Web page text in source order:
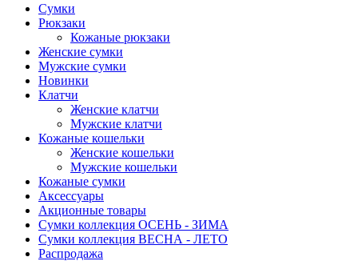
Сумки
Рюкзаки
Кожаные рюкзаки
Женские сумки
Мужские сумки
Новинки
Клатчи
Женские клатчи
Мужские клатчи
Кожаные кошельки
Женские кошельки
Мужские кошельки
Кожаные сумки
Аксессуары
Акционные товары
Сумки коллекция ОСЕНЬ - ЗИМА
Сумки коллекция ВЕСНА - ЛЕТО
Распродажа